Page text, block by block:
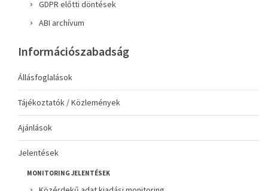
GDPR előtti döntések
ABI archívum
Információszabadság
Állásfoglalások
Tájékoztatók / Közlemények
Ajánlások
Jelentések
MONITORING JELENTÉSEK